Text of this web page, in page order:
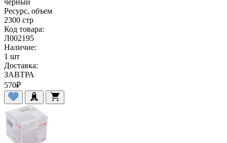
Ресурс, объем
2300 стр
Код товара:
Л002195
Наличие:
1 шт
Доставка:
ЗАВТРА
570₽